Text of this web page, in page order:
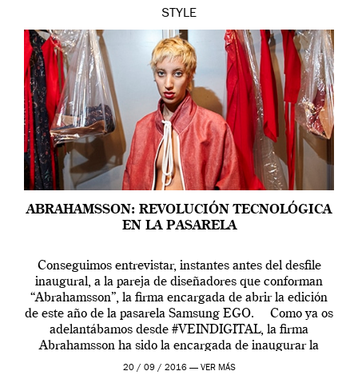
STYLE
ABRAHAMSSON: REVOLUCIÓN TECNOLÓGICA
EN LA PASARELA
Conseguimos entrevistar, instantes antes del desfile
inaugural, a la pareja de diseñadores que conforman
“Abrahamsson”, la firma encargada de abrir la edición
de este año de la pasarela Samsung EGO. Como ya os
adelantábamos desde #VEINDIGITAL, la firma
Abrahamsson ha sido la encargada de inaugurar la
edición de este año de EGO, la […]
20 / 09 / 2016 — VER MÁS